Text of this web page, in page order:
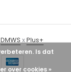
DMWSxPlus+
Is dat
over cookies »